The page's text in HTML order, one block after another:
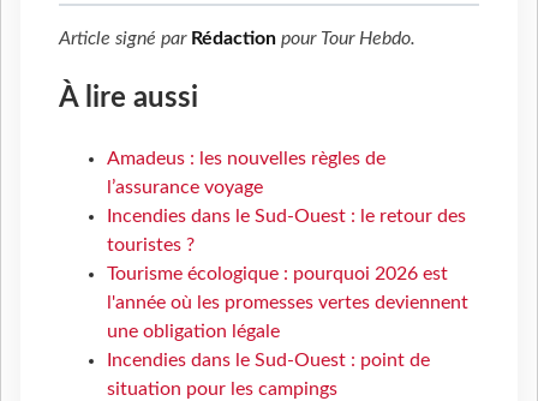
Article signé par Rédaction pour Tour Hebdo.
À lire aussi
Amadeus : les nouvelles règles de
l’assurance voyage
Incendies dans le Sud-Ouest : le retour des
touristes ?
Tourisme écologique : pourquoi 2026 est
l'année où les promesses vertes deviennent
une obligation légale
Incendies dans le Sud-Ouest : point de
situation pour les campings